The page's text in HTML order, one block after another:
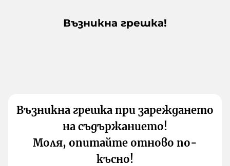
Възникна грешка!
Възникна грешка при зареждането
на съдържанието!
Моля, опитайте отново по-
късно!